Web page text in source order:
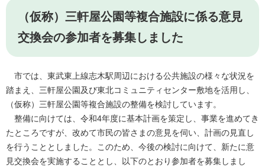
（仮称）三軒屋公園等複合施設に係る意見
交換会の参加者を募集しました
市では、東武東上線志木駅周辺における公共施設の様々な状況を
踏まえ、三軒屋公園及び東北コミュニティセンター敷地を活用し、
（仮称）三軒屋公園等複合施設の整備を検討しています。
整備に向けては、令和4年度に基本計画を策定し、事業を進めてき
たところですが、改めて市民の皆さまの意見を伺い、計画の見直し
を行うこととしました。このため、今後の検討に向けて、新たに意
見交換会を実施することとし、以下のとおり参加者を募集しまし